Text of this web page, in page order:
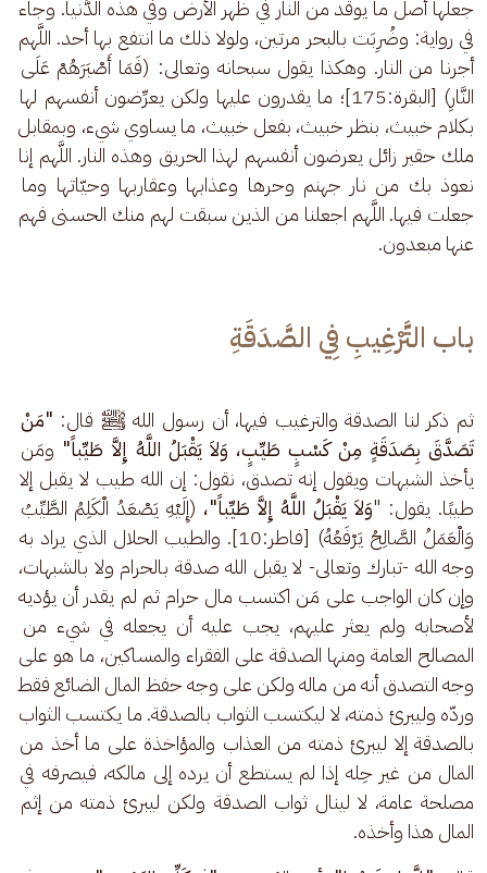
جعلها أصل ما يوقد من النار في ظهر الأرض وفي هذه الدُّنيا. وجاء
في رواية: وضُرِبَت بالبحر مرتين، ولولا ذلك ما انتفع بها أحد. اللَّهم
أجرنا من النار. وهكذا يقول سبحانه وتعالى: (فَمَا أَصْبَرَهُمْ عَلَى
النَّارِ) [البقرة:175]؛ ما يقدرون عليها ولكن يعرِّضون أنفسهم لها
بكلام خبيث، بنظر خبيث، بفعل خبيث، ما يساوي شيء، وبمقابل
ملك حقير زائل يعرضون أنفسهم لهذا الحريق وهذه النار. اللَّهم إنا
نعوذ بك من نار جهنم وحرها وعذابها وعقاربها وحيّاتها وما
جعلت فيها. اللَّهم اجعلنا من الذين سبقت لهم منك الحسنى فهم
عنها مبعدون.
باب التَّرْغِيبِ فِي الصَّدَقَةِ
ثم ذكر لنا الصدقة والترغيب فيها، أن رسول الله ﷺ قال: "مَنْ
تَصَدَّقَ بِصَدَقَةٍ مِنْ كَسْبٍ طَيِّبٍ، وَلاَ يَقْبَلُ اللَّهُ إِلاَّ طَيِّباً" ومَن
يأخذ الشبهات ويقول إنه تصدق، نقول: إن الله طيب لا يقبل إلا
طيبًا. يقول: "وَلاَ يَقْبَلُ اللَّهُ إِلاَّ طَيِّباً"، (إِلَيْهِ يَصْعَدُ الْكَلِمُ الطَّيِّبُ
وَالْعَمَلُ الصَّالِحُ يَرْفَعُهُ) [فاطر:10]. والطيب الحلال الذي يراد به
وجه الله -تبارك وتعالى- لا يقبل الله صدقة بالحرام ولا بالشبهات،
وإن كان الواجب على مَن اكتسب مال حرام ثم لم يقدر أن يؤديه
لأصحابه ولم يعثر عليهم، يجب عليه أن يجعله في شيء من
المصالح العامة ومنها الصدقة على الفقراء والمساكين، ما هو على
وجه التصدق أنه من ماله ولكن على وجه حفظ المال الضائع فقط
وردّه وليبرئ ذمته، لا ليكتسب الثواب بالصدقة. ما يكتسب الثواب
بالصدقة إلا ليبرئ ذمته من العذاب والمؤاخذة على ما أخذ من
المال من غير حِله إذا لم يستطع أن يرده إلى مالكه، فيصرفه في
مصلحة عامة، لا لينال ثواب الصدقة ولكن ليبرئ ذمته من إثم
المال هذا وأخذه.